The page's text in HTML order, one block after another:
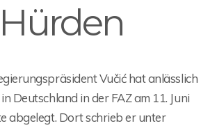
Hürden
Vučić hat anlässlich
Deutschland in der FAZ am 11. Juni
abgelegt. Dort schrieb er unter